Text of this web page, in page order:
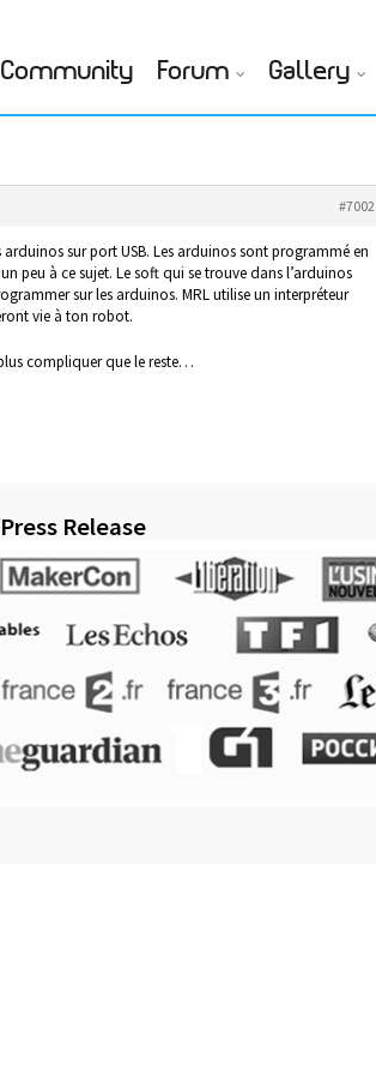
Community Forum Gallery
#7002
sur port USB. Les arduinos sont programmé en
peu à ce sujet. Le soft qui se trouve dans l’arduinos
sur les arduinos. MRL utilise un interpréteur
vie à ton robot.
compliquer que le reste…
Press Release